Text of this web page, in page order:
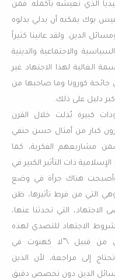
الذي نعيشه بأكمله. فمن
بوك يمكنه أن يدلي بدلوه
الدين. ولقد عانينا كثيراً
والاجتماعية والدينية
الغالبة لهذا الاجتهاد غير
جائحة كورونا وما صاحبها من
دليل على ذلك.
كبيرة بُذلت خلال القرن
كبار من أمثال حسن حنفي
مشاريعهم الفكرية، كما
ذات التأثير الكبير في
هناك جرأة في وضع
التي من فرط تأثيرها، ظن
التي تحدثنا عنها،
الاجتهاد للتصدي لهذه
من قبيل \”لا كهنوت في
إلى مراجعة، لأن الذين
الدين دون تخصص دقيق